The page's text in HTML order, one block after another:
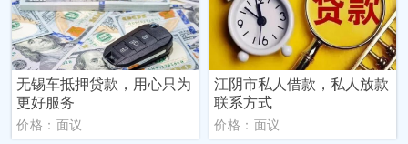
无锡车抵押贷款，用心只为
更好服务
价格：面议
‌江阴市‌私人借款，私人放款
联系方式
价格：面议